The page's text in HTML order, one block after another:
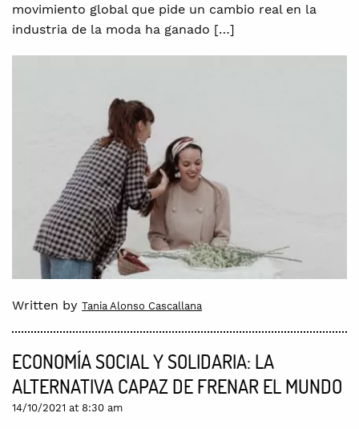
movimiento global que pide un cambio real en la
industria de la moda ha ganado […]
Written by Tania Alonso Cascallana
ECONOMÍA SOCIAL Y SOLIDARIA: LA
ALTERNATIVA CAPAZ DE FRENAR EL MUNDO
14/10/2021 at 8:30 am